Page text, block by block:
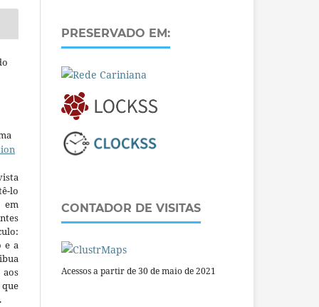
lo
em
e a
PRESERVADO EM:
CONTADOR DE VISITAS
Acessos a partir de 30 de maio de 2021